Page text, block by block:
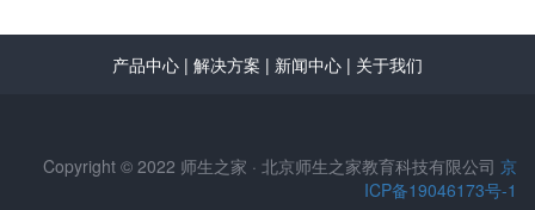
产品中心 | 解决方案 | 新闻中心 | 关于我们
Copyright © 2022 师生之家 · 北京师生之家教育科技有限公司 京
ICP备19046173号-1